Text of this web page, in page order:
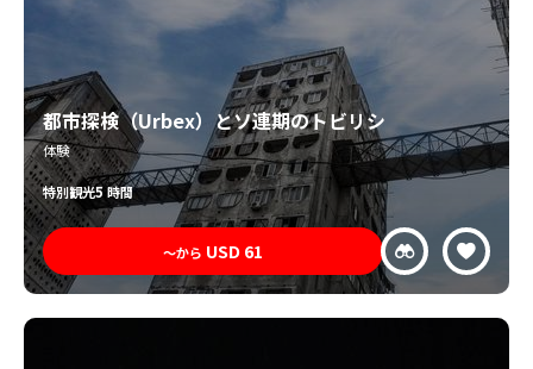
都市探検（Urbex）とソ連期のトビリシ
体験
特別観光5 時間
〜から USD61